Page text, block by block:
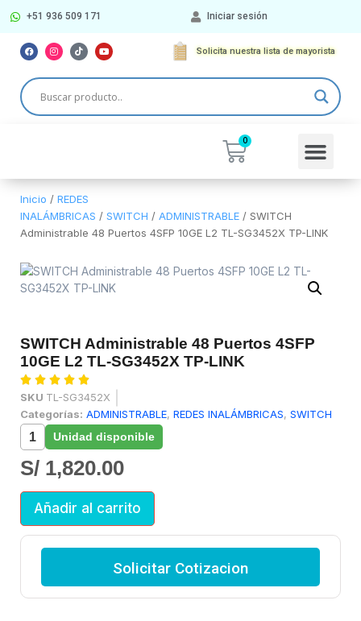
+51 936 509 171 Iniciar sesión
Solicita nuestra lista de mayorista
Inicio / REDES
INALÁMBRICAS / SWITCH / ADMINISTRABLE / SWITCH
Administrable 48 Puertos 4SFP 10GE L2 TL-SG3452X TP-LINK
SWITCH Administrable 48 Puertos 4SFP
10GE L2 TL-SG3452X TP-LINK
    
SKU TL-SG3452X
Categorías: ADMINISTRABLE, REDES INALÁMBRICAS, SWITCH
1 Unidad disponible
S/ 1,820.00
Añadir al carrito
Solicitar Cotizacion